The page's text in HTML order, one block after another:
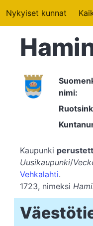
Nykyiset kunnat
nimi:
Kaupunki
Uusikaupunki/
Vehkalahti.
1723, nimeksi